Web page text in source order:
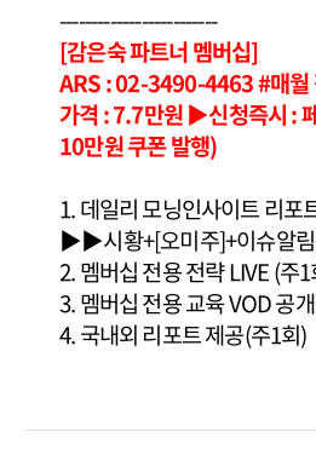
-------------------------
[감은숙 파트너 멤버십]
ARS : 02-3490-4463 #매월
가격 : 7.7만원 ▶신청즉시 :
10만원 쿠폰 발행)
1. 데일리 모닝인사이트 리포
▶▶시황+[오미주]+이슈알
2. 멤버십 전용 전략 LIVE (주
3. 멤버십 전용 교육 VOD 공
4. 국내외 리포트 제공(주1회)